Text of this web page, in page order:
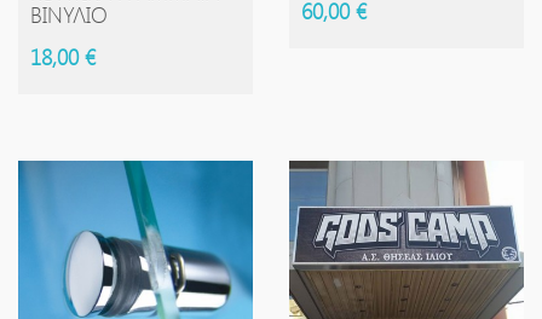
ΒΙΝΎΛΙΟ
18,00 €
60,00 €